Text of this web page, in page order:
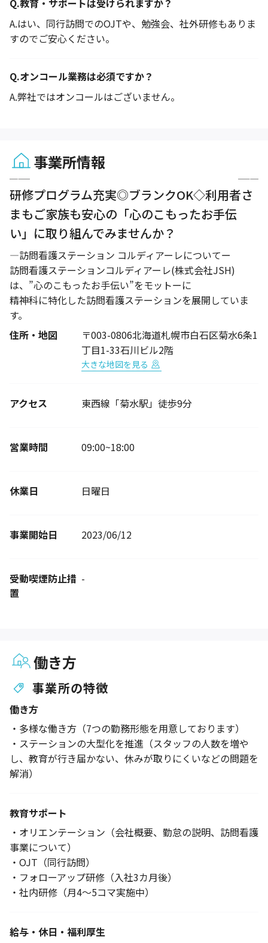
Q.教育・サポートは受けられますか？
A.はい、同行訪問でのOJTや、勉強会、社外研修もありま
すのでご安心ください。
Q.オンコール業務は必須ですか？
A.弊社ではオンコールはございません。
事業所情報
研修プログラム充実◎ブランクOK◇利用者さ
まもご家族も安心の「心のこもったお手伝
い」に取り組んでみませんか？
―訪問看護ステーション コルディアーレについてー
訪問看護ステーションコルディアーレ(株式会社JSH)
は、”心のこもったお手伝い”をモットーに
精神科に特化した訪問看護ステーションを展開していま
す。
住所・地図
〒003-0806北海道札幌市白石区菊水6条1
丁目1-33石川ビル2階
大きな地図を見る
アクセス 東西線「菊水駅」徒歩9分
営業時間 09:00~18:00
休業日 日曜日
事業開始日 2023/06/12
受動喫煙防止措
置
-
働き方
事業所の特徴
働き方
・多様な働き方（7つの勤務形態を用意しております）
・ステーションの大型化を推進（スタッフの人数を増や
し、教育が行き届かない、休みが取りにくいなどの問題を
解消）
教育サポート
・オリエンテーション（会社概要、勤怠の説明、訪問看護
事業について）
・OJT（同行訪問）
・フォローアップ研修（入社3カ月後）
・社内研修（月4～5コマ実施中）
給与・休日・福利厚生